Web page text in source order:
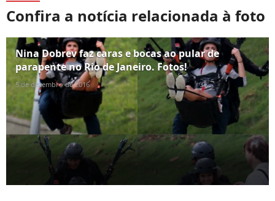
Confira a notícia relacionada à foto
Nina Dobrev faz caras e bocas ao pular de
parapente no Rio de Janeiro. Fotos!
5 de dezembro de 2016